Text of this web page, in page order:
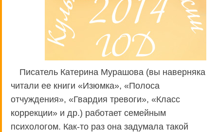
Писатель Катерина Мурашова (вы наверняка
читали ее книги «Изюмка», «Полоса
отчуждения», «Гвардия тревоги», «Класс
коррекции» и др.) работает семейным
психологом. Как-то раз она задумала такой